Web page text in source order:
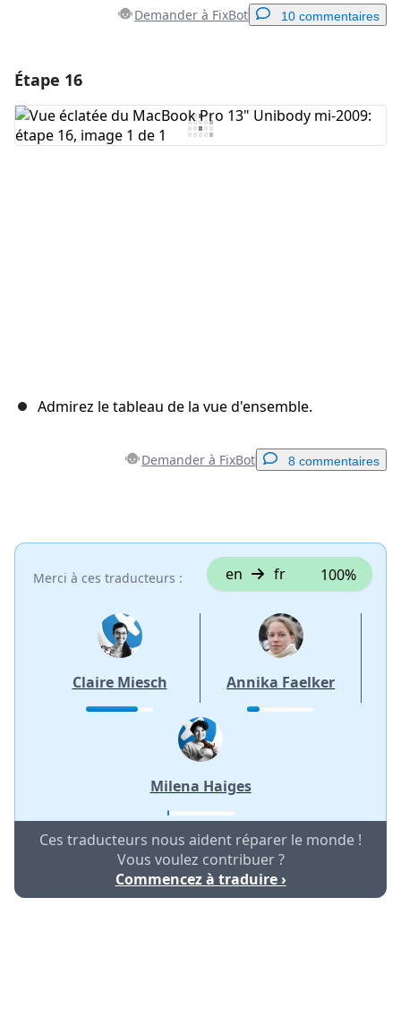
Demander à FixBot 10 commentaires
Ajouter un commentaire
Étape 16
Admirez le tableau de la vue d'ensemble.
Demander à FixBot 8 commentaires
Ajouter un commentaire
Publier un commentaire
Merci à ces traducteurs : en fr 100%
Claire Miesch Annika Faelker
Milena Haiges
Ces traducteurs nous aident réparer le monde !
Vous voulez contribuer ?
Commencez à traduire ›